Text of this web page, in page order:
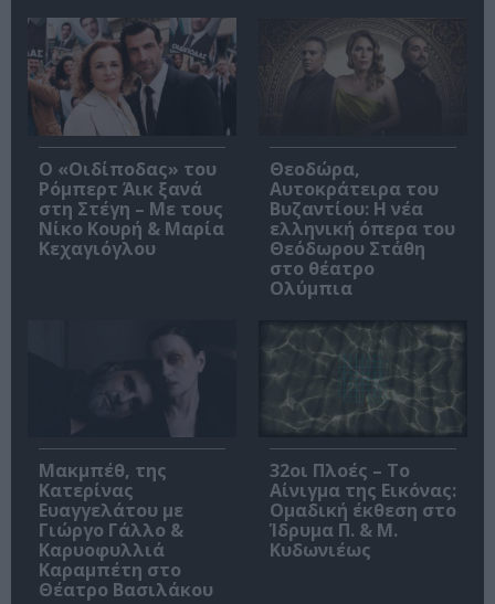
O «Οιδίποδας» του
Ρόμπερτ Άικ ξανά
στη Στέγη – Με τους
Νίκο Κουρή & Μαρία
Κεχαγιόγλου
Θεοδώρα,
Αυτοκράτειρα του
Βυζαντίου: Η νέα
ελληνική όπερα του
Θεόδωρου Στάθη
στο θέατρο
Ολύμπια
Μακμπέθ, της
Κατερίνας
Ευαγγελάτου με
Γιώργο Γάλλο &
Καρυοφυλλιά
Καραμπέτη στο
Θέατρο Βασιλάκου
32οι Πλοές – Το
Αίνιγμα της Εικόνας:
Ομαδική έκθεση στο
Ίδρυμα Π. & Μ.
Κυδωνιέως